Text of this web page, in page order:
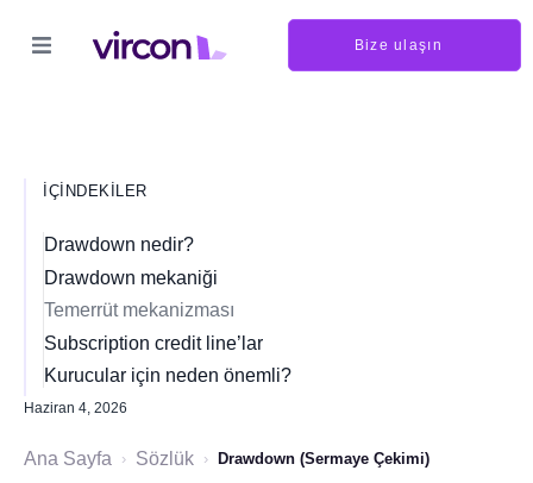
Bize ulaşın
İÇINDEKILER
Drawdown nedir?
Drawdown mekaniği
Temerrüt mekanizması
Subscription credit line’lar
Kurucular için neden önemli?
Haziran 4, 2026
Ana Sayfa › Sözlük › Drawdown (Sermaye Çekimi)